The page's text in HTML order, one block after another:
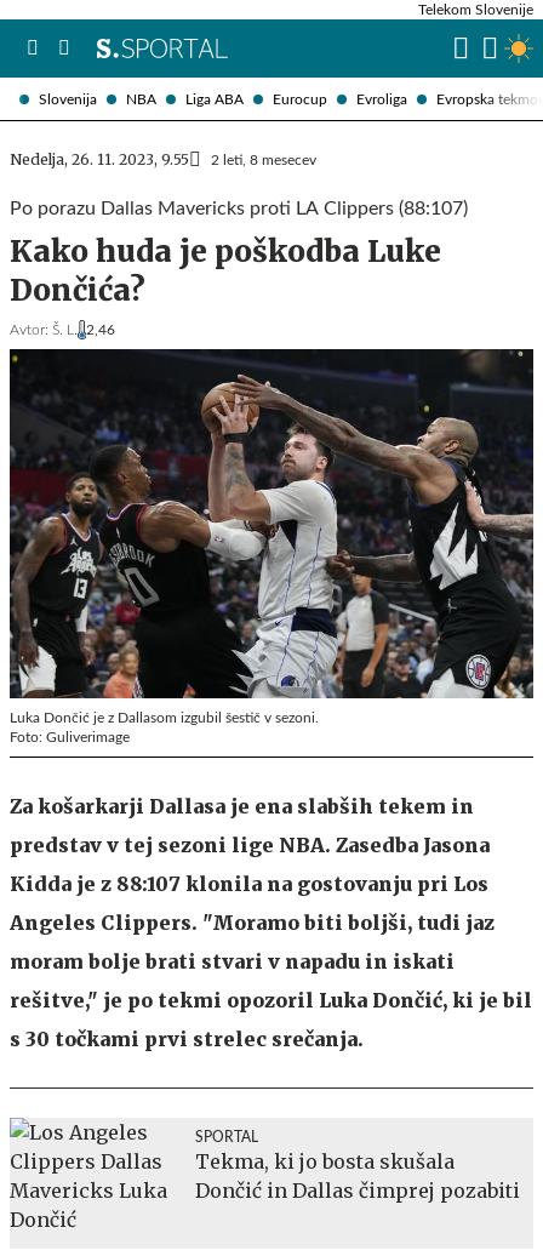
Slovenija NBA Liga ABA Eurocup Evroliga Evropska
Telekom Slovenije
Nedelja, 26. 11. 2023, 9.55 2 leti, 8 mesecev
Po porazu Dallas Mavericks proti LA Clippers (88:107)
Kako huda je poškodba Luke
Dončića?
Avtor: Š. L. 2,46
Luka Dončić je z Dallasom izgubil šestič v sezoni.
Foto: Guliverimage
Za košarkarji Dallasa je ena slabših tekem in
predstav v tej sezoni lige NBA. Zasedba Jasona
Kidda je z 88:107 klonila na gostovanju pri Los
Angeles Clippers. "Moramo biti boljši, tudi jaz
moram bolje brati stvari v napadu in iskati
rešitve," je po tekmi opozoril Luka Dončić, ki je bil
s 30 točkami prvi strelec srečanja.
SPORTAL
Tekma, ki jo bosta skušala
Dončić in Dallas čimprej pozabiti